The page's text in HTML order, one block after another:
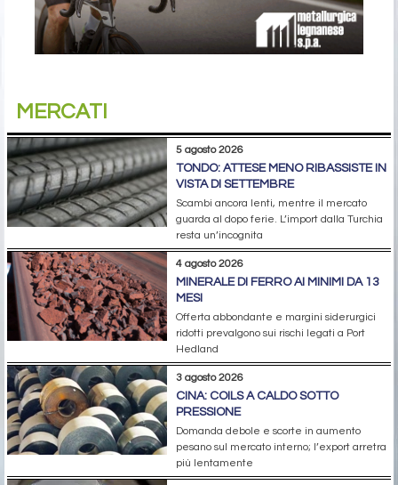
MERCATI
5 agosto 2026
TONDO: ATTESE MENO RIBASSISTE IN
VISTA DI SETTEMBRE
Scambi ancora lenti, mentre il mercato
guarda al dopo ferie. L’import dalla Turchia
resta un’incognita
4 agosto 2026
MINERALE DI FERRO AI MINIMI DA 13
MESI
Offerta abbondante e margini siderurgici
ridotti prevalgono sui rischi legati a Port
Hedland
3 agosto 2026
CINA: COILS A CALDO SOTTO
PRESSIONE
Domanda debole e scorte in aumento
pesano sul mercato interno; l’export arretra
più lentamente